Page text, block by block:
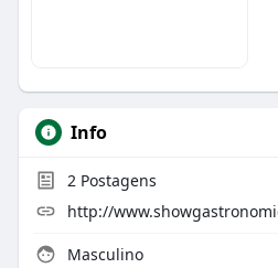
Info
2 Postagens
http://
Masculino